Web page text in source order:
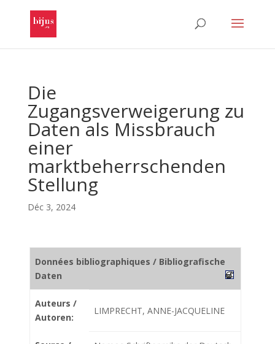
Die
Zugangsverweigerung zu
Daten als Missbrauch
einer
marktbeherrschenden
Stellung
Déc 3, 2024
Données bibliographiques / Bibliografische
Daten
Auteurs /
Autoren:
LIMPRECHT, ANNE-JACQUELINE